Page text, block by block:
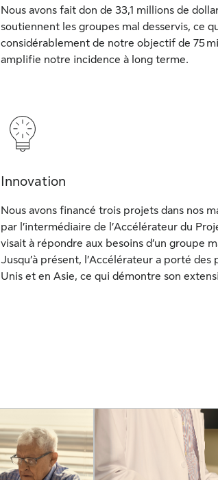
Nous avons fait don de 33,1 millions de
soutiennent les groupes mal desservis, ce
considérablement de notre objectif de 75
amplifie notre incidence à long terme.
Innovation
Nous avons financé trois projets dans nos
par l’intermédiaire de l’Accélérateur du
visait à répondre aux besoins d’un groupe
Jusqu’à présent, l’Accélérateur a porté des
Unis et en Asie, ce qui démontre son